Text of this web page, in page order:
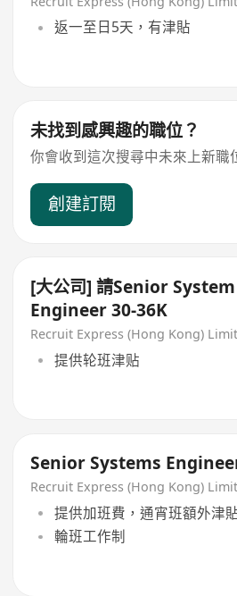
返一至日5天，有津貼
未找到感興趣的職位？
你會收到這次搜尋中未來上新職
創建訂閱
[大公司] 請Senior System
Engineer 30-36K
Recruit Express (Hong Kong)
提供轮班津贴
Senior Systems
Recruit Express (Hong Kong)
提供加班費，通宵班額外津
輪班工作制